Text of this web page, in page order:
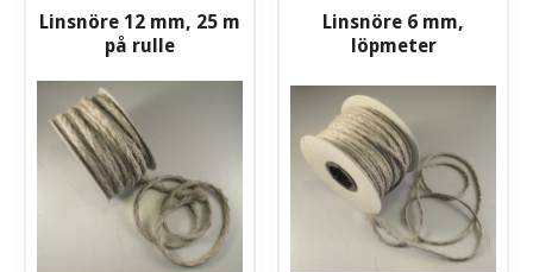
Linsnöre 12 mm, 25 m
på rulle
Linsnöre 6 mm,
löpmeter